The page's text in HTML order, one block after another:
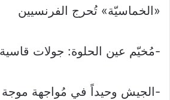
«الخماسيّة» تُحرج الفرنسيين
-مُخيّم عين الحلوة: جولات
-الجيش وحيداً في مُواجهة موجة